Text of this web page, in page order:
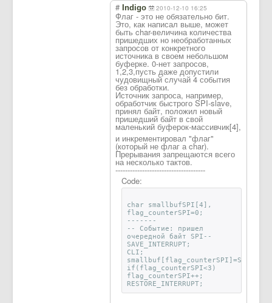
# Indigo 2010-12-10 16:25
Флаг - это не обязательно бит.
Это, как написал выше, может
быть char-величина количества
пришедших но необработанных
запросов от конкретного
источника в своем небольшом
буферке. 0-нет запросов,
1,2,3,пусть даже допустили
чудовищный случай 4 события
без обработки.
Источник запроса, например,
обработчик быстрого SPI-slave,
принял байт, положил новый
пришедший байт в свой
маленький буферок-массивчик[4],
и инкрементировал "флаг"
(который не флаг а char).
Прерывания запрещаются всего
на несколько тактов.
-------------------------------------
Code:
char smallbufSPI[4],
flag_counterSPI=0;
-------
-- Событие: пришел
очередной байт SPI--
SAVE_INTERRUPT;
CLI;
smallbuf[flag_counterSPI]=SPDR;
if(flag_counterSPI<3)
flag_counterSPI++;
RESTORE_INTERRUPT;